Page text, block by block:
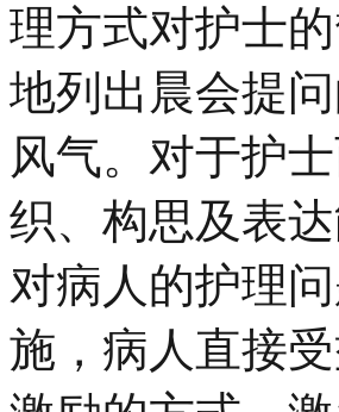
理方式对护士
地列出晨会提
风气。对于护
织、构思及表
对病人的护理
施，病人直接